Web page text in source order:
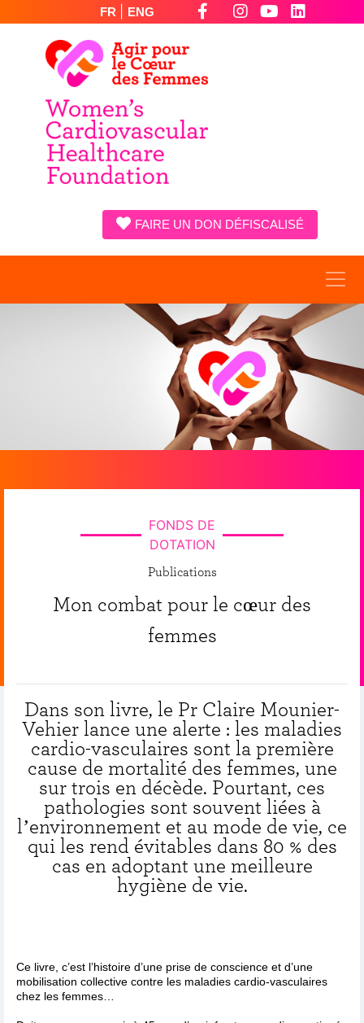
FR ENG
FAIRE UN DON DÉFISCALISÉ
FONDS DE
DOTATION
Publications
Mon combat pour le cœur des
femmes
Dans son livre, le Pr Claire Mounier-
Vehier lance une alerte : les maladies
cardio-vasculaires sont la première
cause de mortalité des femmes, une
sur trois en décède. Pourtant, ces
pathologies sont souvent liées à
l’environnement et au mode de vie, ce
qui les rend évitables dans 80 % des
cas en adoptant une meilleure
hygiène de vie.
Ce livre, c’est l’histoire d’une prise de conscience et d’une
mobilisation collective contre les maladies cardio-vasculaires
chez les femmes…